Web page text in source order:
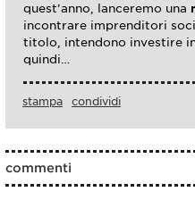
quest’anno, lanceremo una
incontrare imprenditori
titolo, intendono investire
quindi…
stampa condividi
commenti